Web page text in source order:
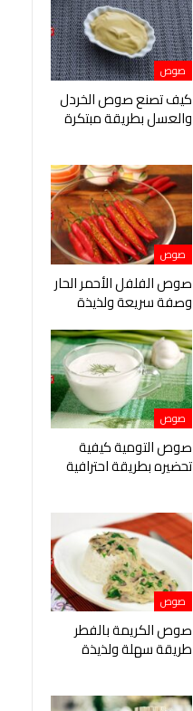
صوص
كيف تصنع صوص الخردل
والعسل بطريقة مبتكرة
صوص
صوص الفلفل الأحمر الحار
وصفة سريعة ولذيذة
صوص
صوص التومية كيفية
تحضيره بطريقة احترافية
صوص
صوص الكريمة بالفطر
طريقة سهلة ولذيذة